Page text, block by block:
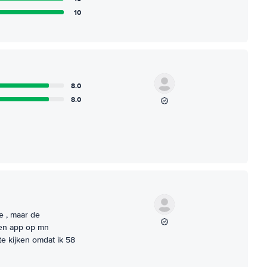
10
8.0
8.0
, maar de
app op mn
kijken omdat ik 58